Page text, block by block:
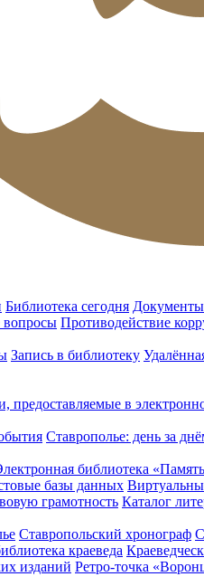
Библиотека сегодня
вопросы Противодействие
Запись в библиотеку
предоставляемые в
Ставрополье: день за
библиотека
базы данных
грамотность Каталог
Ставропольский хронограф
краеведа
изданий Ретро-точка